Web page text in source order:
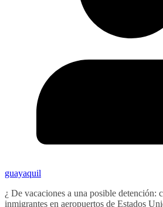
guayaquil
¿ De vacaciones a una posible detención:
inmigrantes en aeropuertos de Estados